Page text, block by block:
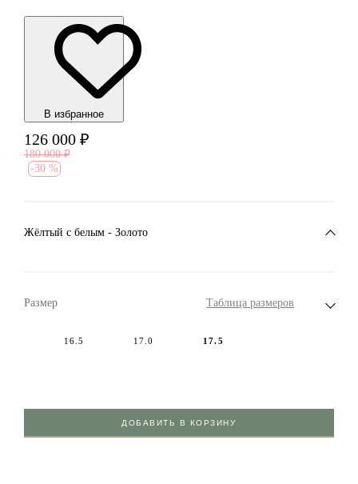
В избранноe
126 000 ₽
180 000 ₽
-30 %
Жёлтый с белым - Золото
Размер Таблица размеров
16.5 17.0 17.5
ДОБАВИТЬ В КОРЗИНУ